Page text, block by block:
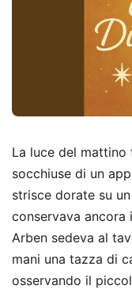
La luce del
socchiuse di un
strisce dorate su
conservava ancora
Arben sedeva al
mani una tazza di
osservando il